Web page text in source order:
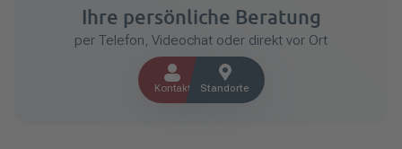
Ihre persönliche Beratung
per Telefon, Videochat oder direkt vor Ort
Kontakt Standorte